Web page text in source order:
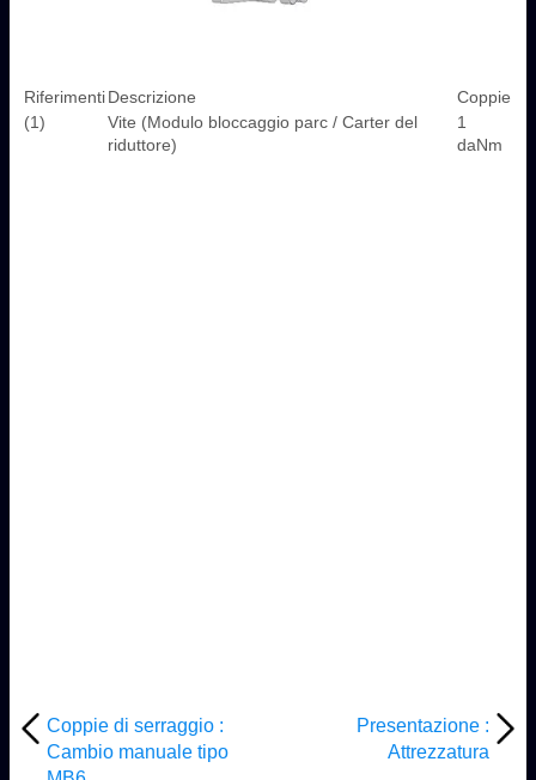
RiferimentiDescrizione
Coppie
(1)
Vite (Modulo bloccaggio parc / Carter del
riduttore)
1
daNm
Coppie di serraggio :
Cambio manuale tipo
Presentazione :
Attrezzatura